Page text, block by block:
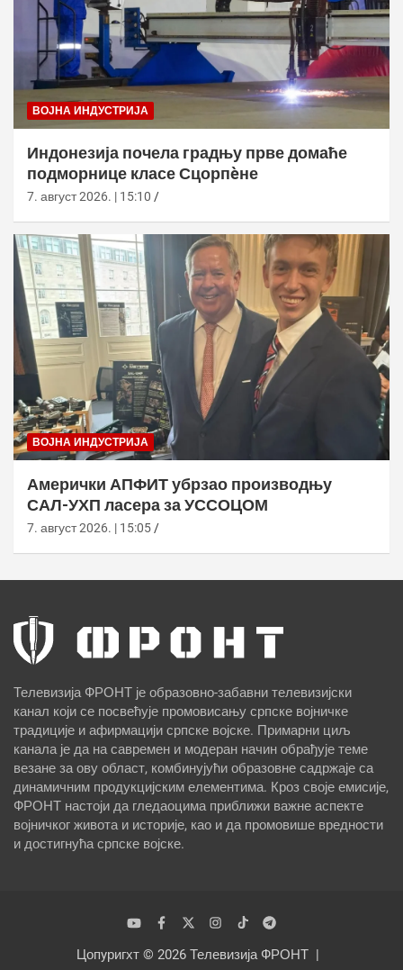
ВОЈНА ИНДУСТРИЈА
Индонезија почела градњу прве домаће
подморнице класе Сцорпèне
7. август 2026. | 15:10
ВОЈНА ИНДУСТРИЈА
Амерички АПФИТ убрзао производњу
САЛ-УХП ласера за УССОЦОМ
7. август 2026. | 15:05
Телевизија ФРОНТ је образовно-забавни телевизијски
канал који се посвећује промовисању српске војничке
традиције и афирмацији српске војске. Примарни циљ
канала је да на савремен и модеран начин обрађује теме
везане за ову област, комбинујући образовне садржаје са
динамичним продукцијским елементима. Кроз своје емисије,
ФРОНТ настоји да гледаоцима приближи важне аспекте
војничког живота и историје, као и да промовише вредности
и достигнућа српске војске.
Цопyригхт © 2026 Телевизија ФРОНТ